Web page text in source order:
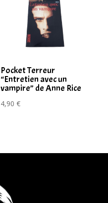
Pocket Terreur
“Entretien avec un
vampire” de Anne Rice
4,90€